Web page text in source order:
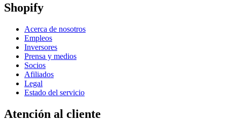
Shopify
Acerca de nosotros
Empleos
Inversores
Prensa y medios
Socios
Afiliados
Legal
Estado del servicio
Atención al cliente